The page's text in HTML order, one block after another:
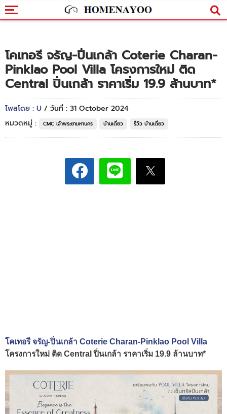
โคเทอรี จรัญ-ปิ่นเกล้า Coterie Charan-
Pinklao Pool Villa โครงการใหม่ ติด
Central ปิ่นเกล้า ราคาเริ่ม 19.9 ล้านบาท*
โพสโดย : U / วันที่ : 31 October 2024
หมวดหมู่ :
CMC เจ้าพระยามหานคร บ้านเดี่ยว รีวิว บ้านเดี่ยว
โคเทอรี จรัญ-ปิ่นเกล้า Coterie Charan-Pinklao Pool Villa
โครงการใหม่ ติด Central ปิ่นเกล้า ราคาเริ่ม 19.9 ล้านบาท*